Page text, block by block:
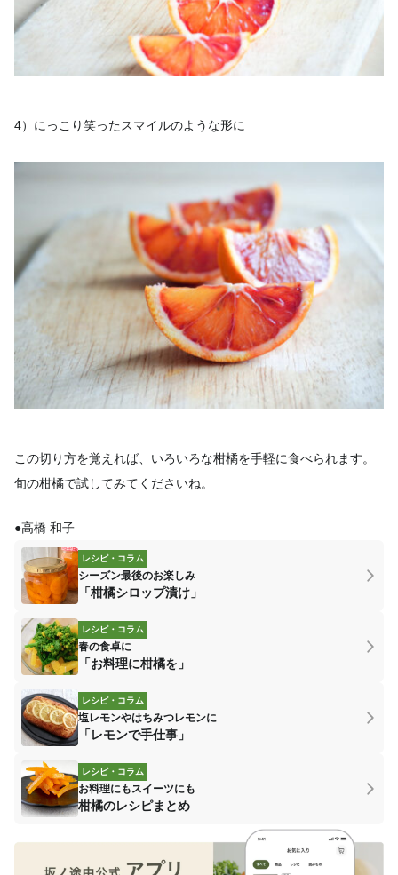
4）にっこり笑ったスマイルのような形に
この切り方を覚えれば、いろいろな柑橘を手軽に食べられます。
旬の柑橘で試してみてくださいね。
●高橋 和子
レシピ・コラム
シーズン最後のお楽しみ
「柑橘シロップ漬け」
レシピ・コラム
春の食卓に
「お料理に柑橘を」
レシピ・コラム
塩レモンやはちみつレモンに
「レモンで手仕事」
レシピ・コラム
お料理にもスイーツにも
柑橘のレシピまとめ